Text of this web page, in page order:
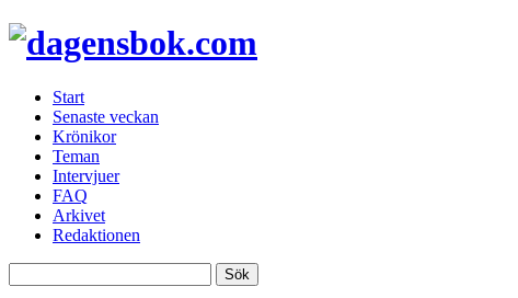
Start
Senaste veckan
Krönikor
Teman
Intervjuer
FAQ
Arkivet
Redaktionen